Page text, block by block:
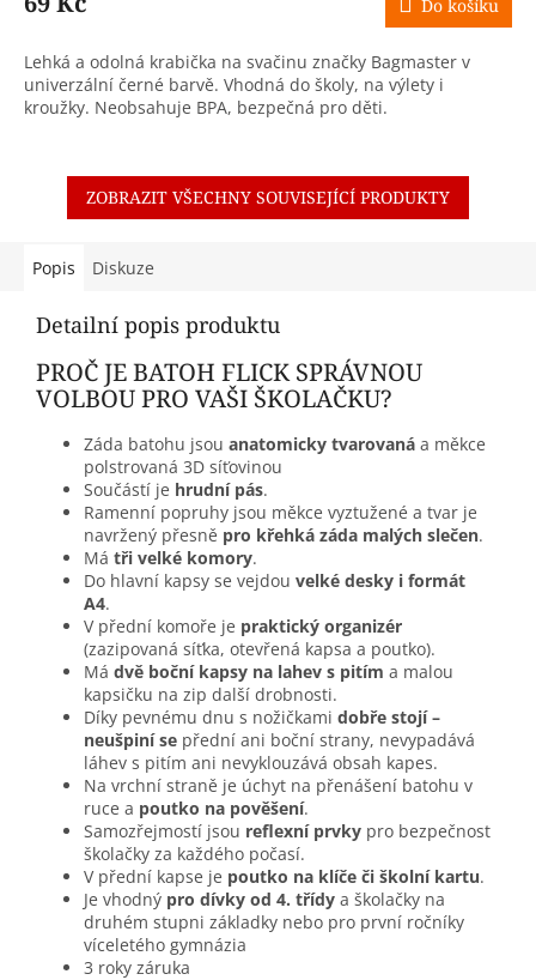
Do košíku
Lehká a odolná krabička na svačinu značky Bagmaster v
univerzální černé barvě. Vhodná do školy, na výlety i
kroužky. Neobsahuje BPA, bezpečná pro děti.
ZOBRAZIT VŠECHNY SOUVISEJÍCÍ PRODUKTY
Popis Diskuze
Detailní popis produktu
PROČ JE BATOH FLICK SPRÁVNOU
VOLBOU PRO VAŠI ŠKOLAČKU?
Záda batohu jsou anatomicky tvarovaná a měkce
polstrovaná 3D síťovinou
Součástí je hrudní pás.
Ramenní popruhy jsou měkce vyztužené a tvar je
navržený přesně pro křehká záda malých slečen.
Má tři velké komory.
Do hlavní kapsy se vejdou velké desky i formát
A4.
V přední komoře je praktický organizér
(zazipovaná síťka, otevřená kapsa a poutko).
Má dvě boční kapsy na lahev s pitím a malou
kapsičku na zip další drobnosti.
Díky pevnému dnu s nožičkami dobře stojí –
neušpiní se přední ani boční strany, nevypadává
láhev s pitím ani nevyklouzává obsah kapes.
Na vrchní straně je úchyt na přenášení batohu v
ruce a poutko na pověšení.
Samozřejmostí jsou reflexní prvky pro bezpečnost
školačky za každého počasí.
V přední kapse je poutko na klíče či školní kartu.
Je vhodný pro dívky od 4. třídy a školačky na
druhém stupni základky nebo pro první ročníky
víceletého gymnázia
3 roky záruka